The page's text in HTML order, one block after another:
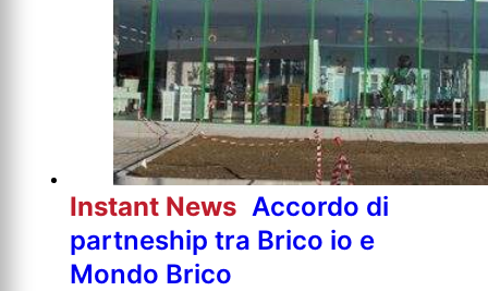
Instant News Accordo di
partneship tra Brico io e
Mondo Brico